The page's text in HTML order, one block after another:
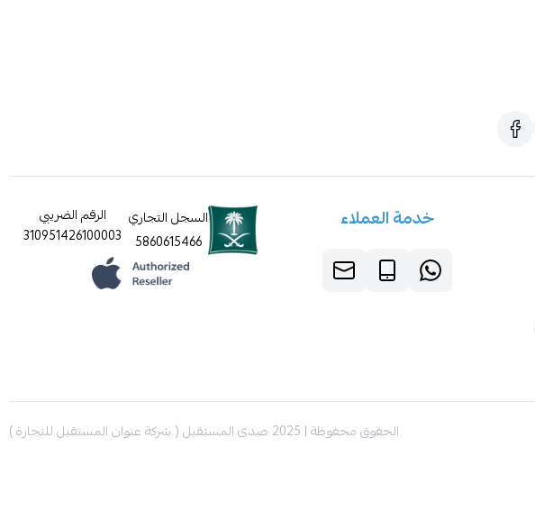
خدمة العملاء
السجل التجاري
5860615466
الرقم الضريبي
310951426100003
الحقوق محفوظة | 2025 صدى المستقبل ( شركة عنوان المستقبل للتجارة )